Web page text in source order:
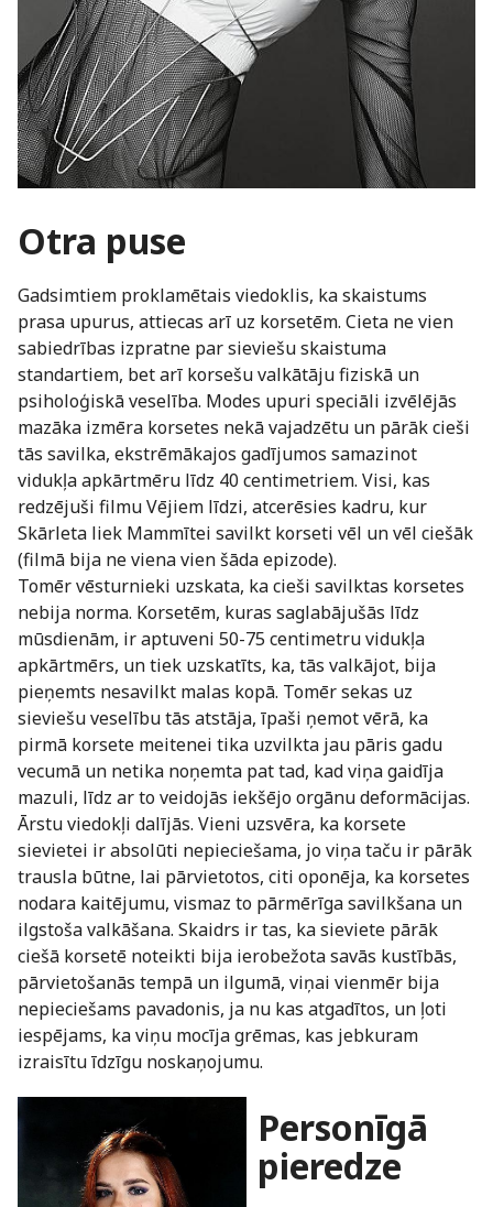
Otra puse
Gadsimtiem proklamētais viedoklis, ka skaistums
prasa upurus, attiecas arī uz korsetēm. Cieta ne vien
sabiedrības izpratne par sieviešu skaistuma
standartiem, bet arī korsešu valkātāju fiziskā un
psiholoģiskā veselība. Modes upuri speciāli izvēlējās
mazāka izmēra korsetes nekā vajadzētu un pārāk cieši
tās savilka, ekstrēmākajos gadījumos samazinot
vidukļa apkārtmēru līdz 40 centimetriem. Visi, kas
redzējuši filmu Vējiem līdzi, atcerēsies kadru, kur
Skārleta liek Mammītei savilkt korseti vēl un vēl ciešāk
(filmā bija ne viena vien šāda epizode).
Tomēr vēsturnieki uzskata, ka cieši savilktas korsetes
nebija norma. Korsetēm, kuras saglabājušās līdz
mūsdienām, ir aptuveni 50-75 centimetru vidukļa
apkārtmērs, un tiek uzskatīts, ka, tās valkājot, bija
pieņemts nesavilkt malas kopā. Tomēr sekas uz
sieviešu veselību tās atstāja, īpaši ņemot vērā, ka
pirmā korsete meitenei tika uzvilkta jau pāris gadu
vecumā un netika noņemta pat tad, kad viņa gaidīja
mazuli, līdz ar to veidojās iekšējo orgānu deformācijas.
Ārstu viedokļi dalījās. Vieni uzsvēra, ka korsete
sievietei ir absolūti nepieciešama, jo viņa taču ir pārāk
trausla būtne, lai pārvietotos, citi oponēja, ka korsetes
nodara kaitējumu, vismaz to pārmērīga savilkšana un
ilgstoša valkāšana. Skaidrs ir tas, ka sieviete pārāk
ciešā korsetē noteikti bija ierobežota savās kustībās,
pārvietošanās tempā un ilgumā, viņai vienmēr bija
nepieciešams pavadonis, ja nu kas atgadītos, un ļoti
iespējams, ka viņu mocīja grēmas, kas jebkuram
izraisītu īdzīgu noskaņojumu.
Personīgā
pieredze